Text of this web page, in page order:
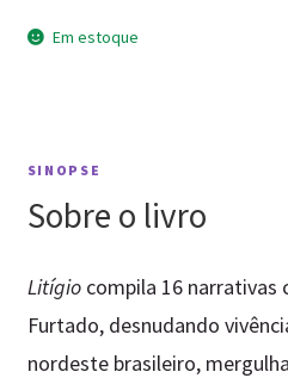
Em estoque
SINOPSE
Sobre o livro
Litígiocompila 16 narrativas
Furtado, desnudando
nordeste brasileiro,